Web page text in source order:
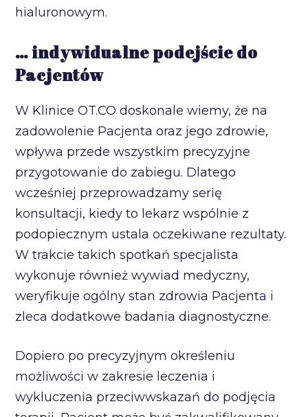
hialuronowym.
… indywidualne podejście do
Pacjentów
W Klinice OT.CO doskonale wiemy, że na
zadowolenie Pacjenta oraz jego zdrowie,
wpływa przede wszystkim precyzyjne
przygotowanie do zabiegu. Dlatego
wcześniej przeprowadzamy serię
konsultacji, kiedy to lekarz wspólnie z
podopiecznym ustala oczekiwane rezultaty.
W trakcie takich spotkań specjalista
wykonuje również wywiad medyczny,
weryfikuje ogólny stan zdrowia Pacjenta i
zleca dodatkowe badania diagnostyczne.
Dopiero po precyzyjnym określeniu
możliwości w zakresie leczenia i
wykluczenia przeciwwskazań do podjęcia